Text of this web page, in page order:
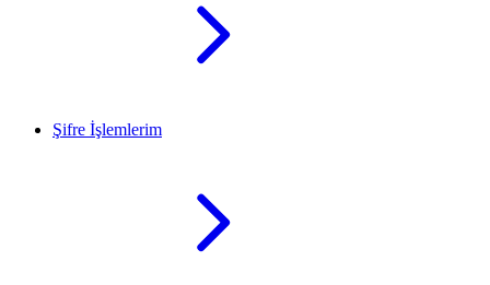
Şifre İşlemlerim